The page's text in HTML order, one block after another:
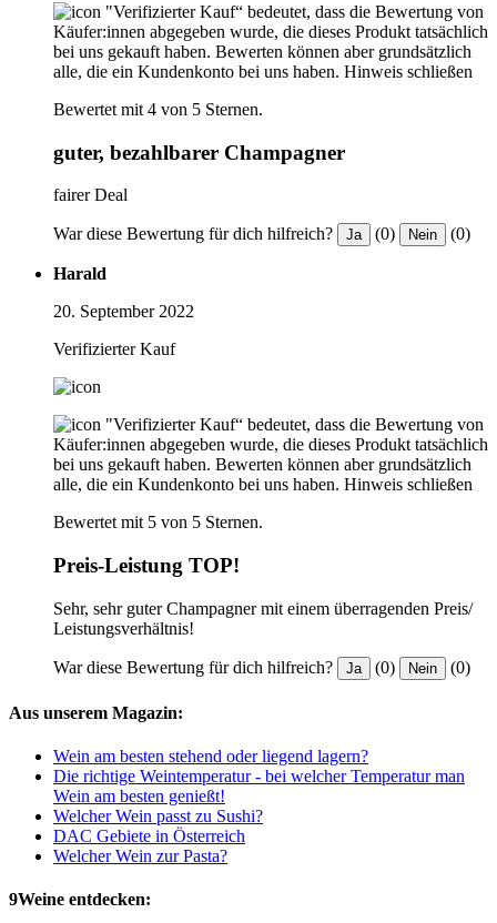
"Verifizierter Kauf“ bedeutet, dass die Bewertung von
Käufer:innen abgegeben wurde, die dieses Produkt tatsächlich
bei uns gekauft haben. Bewerten können aber grundsätzlich
alle, die ein Kundenkonto bei uns haben. Hinweis schließen
Bewertet mit 4 von 5 Sternen.
guter, bezahlbarer Champagner
fairer Deal
War diese Bewertung für dich hilfreich? Ja (0) Nein (0)
Harald
20. September 2022
Verifizierter Kauf
"Verifizierter Kauf“ bedeutet, dass die Bewertung von
Käufer:innen abgegeben wurde, die dieses Produkt tatsächlich
bei uns gekauft haben. Bewerten können aber grundsätzlich
alle, die ein Kundenkonto bei uns haben. Hinweis schließen
Bewertet mit 5 von 5 Sternen.
Preis-Leistung TOP!
Sehr, sehr guter Champagner mit einem überragenden Preis/
Leistungsverhältnis!
War diese Bewertung für dich hilfreich? Ja (0) Nein (0)
Aus unserem Magazin:
Wein am besten stehend oder liegend lagern?
Die richtige Weintemperatur - bei welcher Temperatur man
Wein am besten genießt!
Welcher Wein passt zu Sushi?
DAC Gebiete in Österreich
Welcher Wein zur Pasta?
9Weine entdecken: